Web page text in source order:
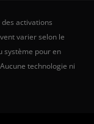
activations
varier selon le
système pour en
technologie ni